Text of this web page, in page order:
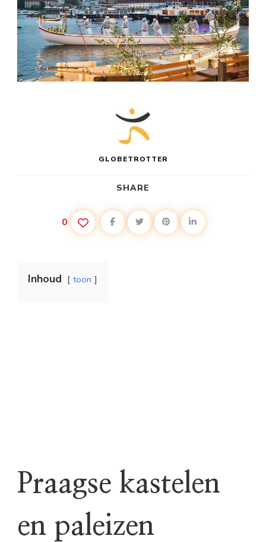
GLOBETROTTER
SHARE
0
Inhoud toon
Praagse kastelen
en paleizen